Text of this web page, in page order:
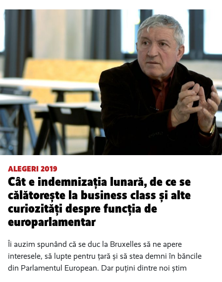
ALEGERI 2019
Cât e indemnizația lunară, de ce se
călătorește la business class și alte
curiozități despre funcția de
europarlamentar
Îi auzim spunând că se duc la Bruxelles să ne apere
interesele, să lupte pentru țară și să stea demni în băncile
din Parlamentul European. Dar puțini dintre noi știm